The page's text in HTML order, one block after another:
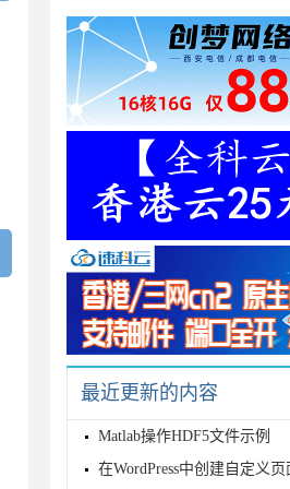
最近更新的内容
Matlab操作HDF5文件示例